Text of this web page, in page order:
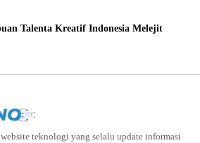
Talenta Kreatif Indonesia Melejit
teknologi yang selalu update informasi